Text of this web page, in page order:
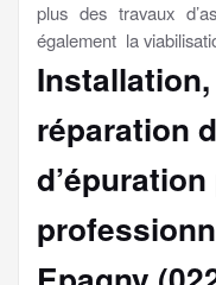
plus des travaux
également la
réparation